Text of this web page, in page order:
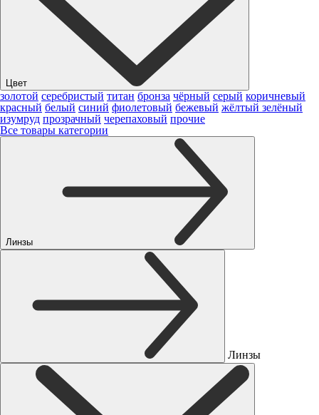
Цвет
золотой серебристый титан бронза чёрный серый коричневый
красный белый синий фиолетовый бежевый жёлтый зелёный
изумруд прозрачный черепаховый прочие
Все товары категории
Линзы
Линзы